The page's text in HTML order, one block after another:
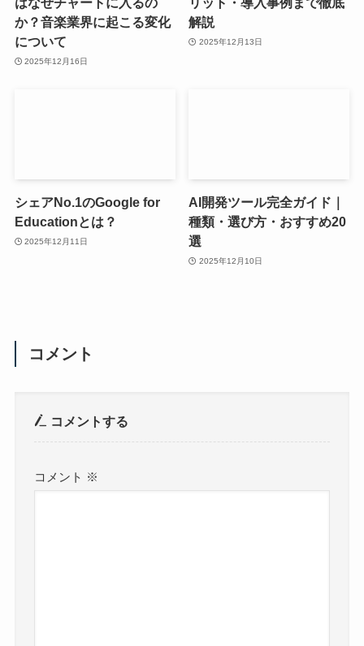
か？音楽業界に起こる変化
について
2025年12月16日
解説
2025年12月13日
シェアNo.1のGoogle for
Educationとは？
2025年12月11日
AI開発ツール完全ガイド｜
種類・選び方・おすすめ20
選
2025年12月10日
コメント
コメントする
コメント ※